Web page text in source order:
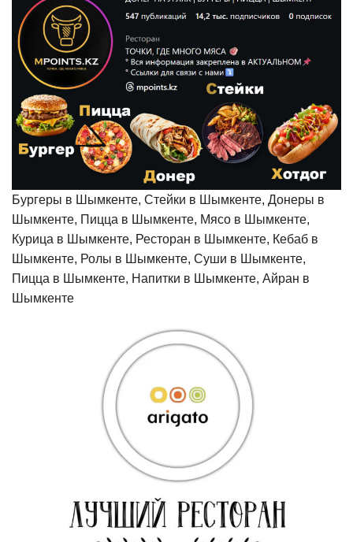
Бургеры в Шымкенте, Стейки в Шымкенте, Донеры в
Шымкенте, Пицца в Шымкенте, Мясо в Шымкенте,
Курица в Шымкенте, Ресторан в Шымкенте, Кебаб в
Шымкенте, Ролы в Шымкенте, Суши в Шымкенте,
Пицца в Шымкенте, Напитки в Шымкенте, Айран в
Шымкенте